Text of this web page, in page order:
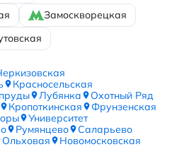
Замоскворецкая
Красносельская
Лубянка
Охотный Ряд
Кропоткинская
Фрунзенская
Университет
Румянцево
Саларьево
Ольховая
Новомосковская